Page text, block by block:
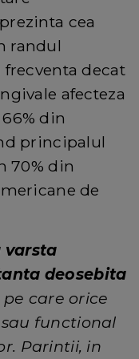
cea
randul
decat
afecteza
din
principalul
70% din
de
varsta
deosebita
care orice
functional
Parintii, in